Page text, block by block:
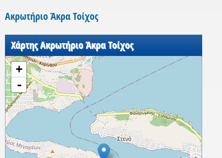
Ακρωτήριο Άκρα Τοίχος
Χάρτης Ακρωτήριο Άκρα Τοίχος
+
-